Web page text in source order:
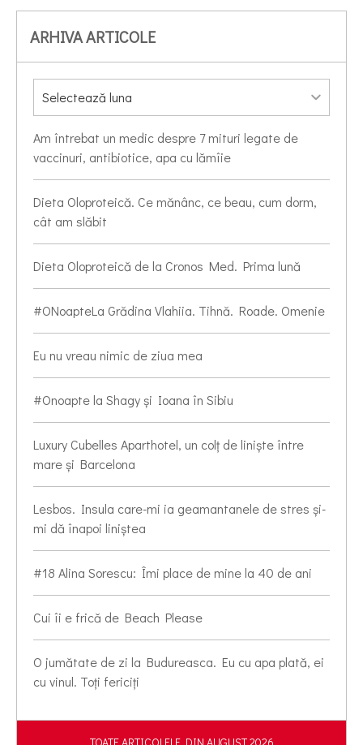
ARHIVA ARTICOLE
Am întrebat un medic despre 7 mituri legate de
vaccinuri, antibiotice, apa cu lămîie
Dieta Oloproteică. Ce mănânc, ce beau, cum dorm,
cât am slăbit
Dieta Oloproteică de la Cronos Med. Prima lună
#ONoapteLa Grădina Vlahiia. Tihnă. Roade. Omenie
Eu nu vreau nimic de ziua mea
#Onoapte la Shagy și Ioana în Sibiu
Luxury Cubelles Aparthotel, un colț de liniște între
mare și Barcelona
Lesbos. Insula care-mi ia geamantanele de stres și-
mi dă înapoi liniștea
#18 Alina Sorescu: Îmi place de mine la 40 de ani
Cui îi e frică de Beach Please
O jumătate de zi la Budureasca. Eu cu apa plată, ei
cu vinul. Toți fericiți